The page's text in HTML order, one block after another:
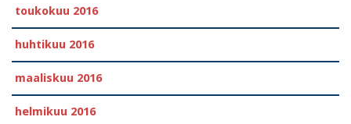
toukokuu 2016
huhtikuu 2016
maaliskuu 2016
helmikuu 2016